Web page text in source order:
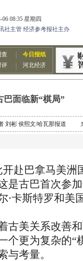
巴面临新“棋局”
刘彬 侯熙文/哈瓦那报道 来
赴巴拿马美洲
是古巴首次参
·卡斯特罗和美
美关系改善和
个更为复杂的“
与考量。